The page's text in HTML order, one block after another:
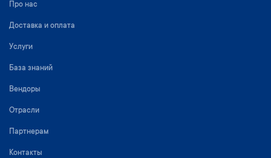
Про нас
Доставка и оплата
Услуги
База знаний
Вендоры
Отрасли
Партнерам
Контакты